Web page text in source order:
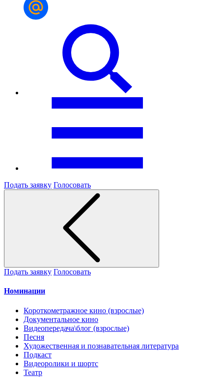
Подать заявку Голосовать
Подать заявку Голосовать
Номинации
Короткометражное кино (взрослые)
Документальное кино
Видеопередача\блог (взрослые)
Песня
Художественная и познавательная литература
Подкаст
Видеоролики и шортс
Театр